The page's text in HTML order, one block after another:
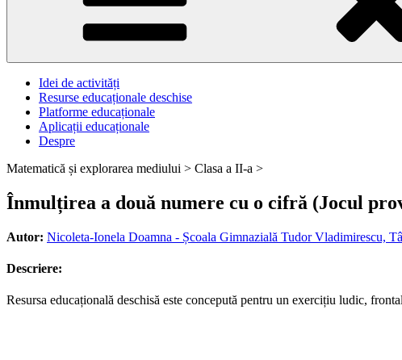
Idei de activități
Resurse educaționale deschise
Platforme educaționale
Aplicații educaționale
Despre
Matematică și explorarea mediului > Clasa a II-a >
Înmulțirea a două numere cu o cifră (Jocul
Autor: Nicoleta-Ionela Doamna - Școala Gimnazială Tudor Vladimirescu,
Descriere:
Resursa educațională deschisă este concepută pentru un exercițiu ludic,